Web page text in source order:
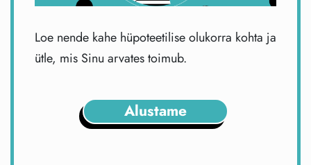
Loe nende kahe hüpoteetilise olukorra kohta ja
ütle, mis Sinu arvates toimub.
Alustame